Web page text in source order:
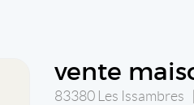
vente
83380 Les